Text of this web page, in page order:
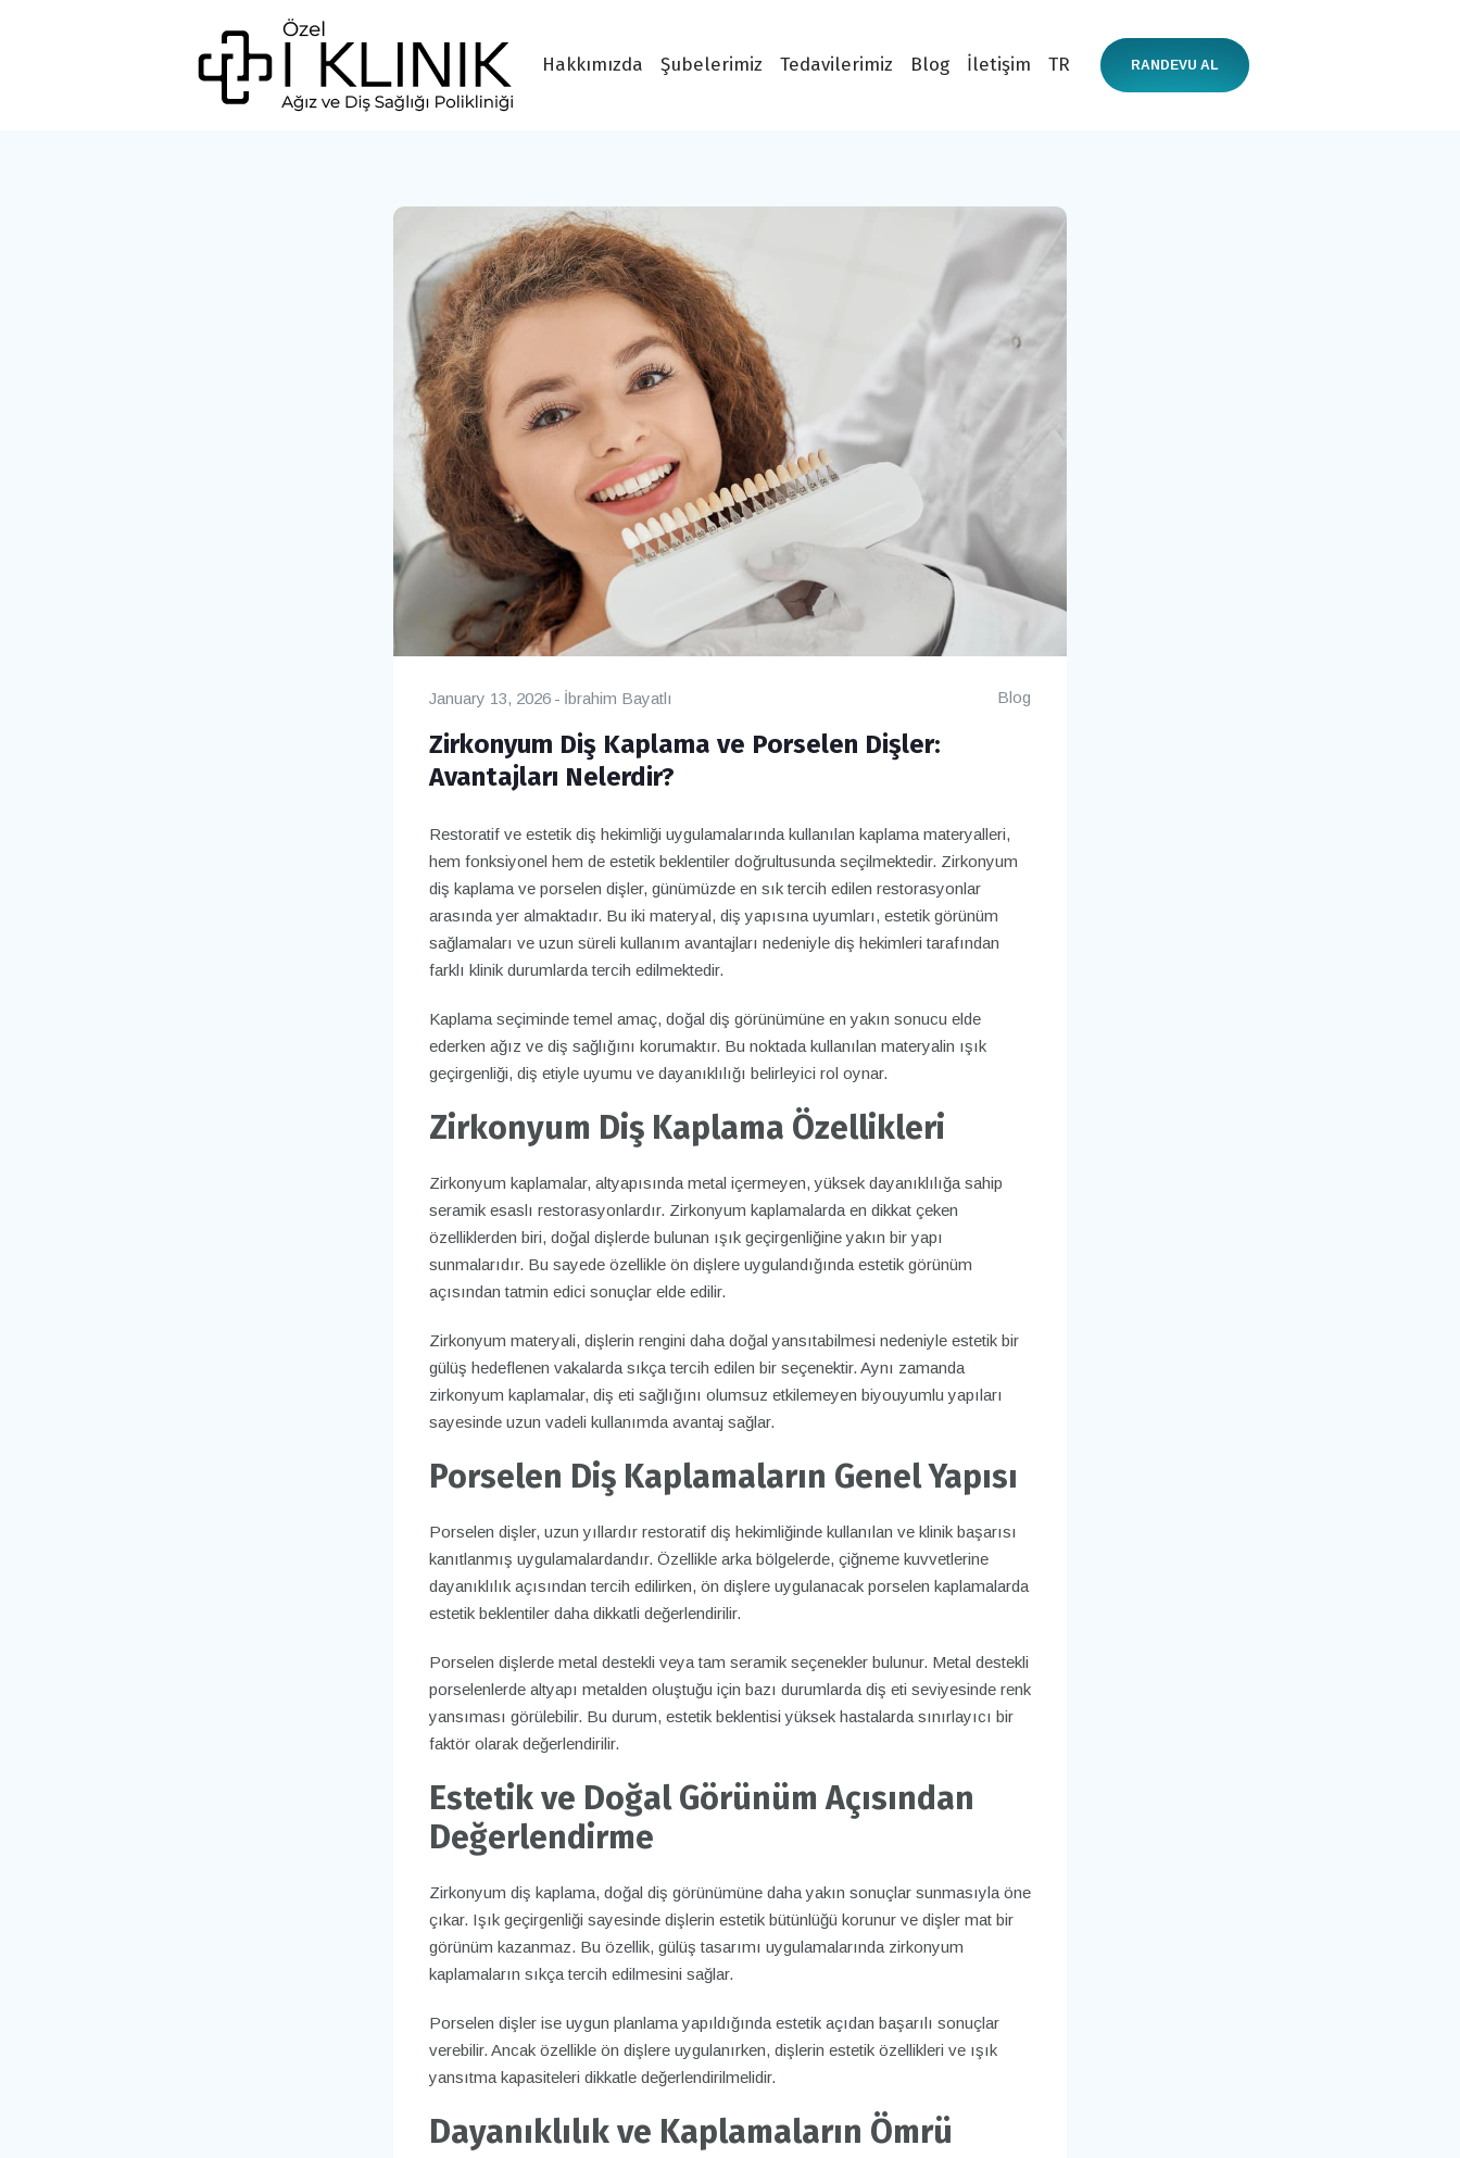
RANDEVU AL
Hakkımızda Şubelerimiz Tedavilerimiz Blog İletişim TR
Blog
January 13, 2026 İbrahim Bayatlı
Zirkonyum Diş Kaplama ve Porselen Dişler:
Avantajları Nelerdir?
Restoratif ve estetik diş hekimliği uygulamalarında kullanılan kaplama materyalleri,
hem fonksiyonel hem de estetik beklentiler doğrultusunda seçilmektedir. Zirkonyum
diş kaplama ve porselen dişler, günümüzde en sık tercih edilen restorasyonlar
arasında yer almaktadır. Bu iki materyal, diş yapısına uyumları, estetik görünüm
sağlamaları ve uzun süreli kullanım avantajları nedeniyle diş hekimleri tarafından
farklı klinik durumlarda tercih edilmektedir.
Kaplama seçiminde temel amaç, doğal diş görünümüne en yakın sonucu elde
ederken ağız ve diş sağlığını korumaktır. Bu noktada kullanılan materyalin ışık
geçirgenliği, diş etiyle uyumu ve dayanıklılığı belirleyici rol oynar.
Zirkonyum Diş Kaplama Özellikleri
Zirkonyum kaplamalar, altyapısında metal içermeyen, yüksek dayanıklılığa sahip
seramik esaslı restorasyonlardır. Zirkonyum kaplamalarda en dikkat çeken
özelliklerden biri, doğal dişlerde bulunan ışık geçirgenliğine yakın bir yapı
sunmalarıdır. Bu sayede özellikle ön dişlere uygulandığında estetik görünüm
açısından tatmin edici sonuçlar elde edilir.
Zirkonyum materyali, dişlerin rengini daha doğal yansıtabilmesi nedeniyle estetik bir
gülüş hedeflenen vakalarda sıkça tercih edilen bir seçenektir. Aynı zamanda
zirkonyum kaplamalar, diş eti sağlığını olumsuz etkilemeyen biyouyumlu yapıları
sayesinde uzun vadeli kullanımda avantaj sağlar.
Porselen Diş Kaplamaların Genel Yapısı
Porselen dişler, uzun yıllardır restoratif diş hekimliğinde kullanılan ve klinik başarısı
kanıtlanmış uygulamalardandır. Özellikle arka bölgelerde, çiğneme kuvvetlerine
dayanıklılık açısından tercih edilirken, ön dişlere uygulanacak porselen kaplamalarda
estetik beklentiler daha dikkatli değerlendirilir.
Porselen dişlerde metal destekli veya tam seramik seçenekler bulunur. Metal destekli
porselenlerde altyapı metalden oluştuğu için bazı durumlarda diş eti seviyesinde renk
yansıması görülebilir. Bu durum, estetik beklentisi yüksek hastalarda sınırlayıcı bir
faktör olarak değerlendirilir.
Estetik ve Doğal Görünüm Açısından
Değerlendirme
Zirkonyum diş kaplama, doğal diş görünümüne daha yakın sonuçlar sunmasıyla öne
çıkar. Işık geçirgenliği sayesinde dişlerin estetik bütünlüğü korunur ve dişler mat bir
görünüm kazanmaz. Bu özellik, gülüş tasarımı uygulamalarında zirkonyum
kaplamaların sıkça tercih edilmesini sağlar.
Porselen dişler ise uygun planlama yapıldığında estetik açıdan başarılı sonuçlar
verebilir. Ancak özellikle ön dişlere uygulanırken, dişlerin estetik özellikleri ve ışık
yansıtma kapasiteleri dikkatle değerlendirilmelidir.
Dayanıklılık ve Kaplamaların Ömrü